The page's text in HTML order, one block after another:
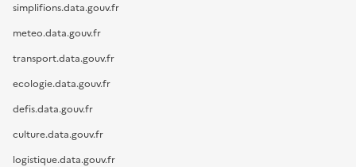
simplifions.data.gouv.fr
meteo.data.gouv.fr
transport.data.gouv.fr
ecologie.data.gouv.fr
defis.data.gouv.fr
culture.data.gouv.fr
logistique.data.gouv.fr